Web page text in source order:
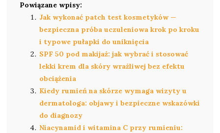
Powiązane wpisy:
Jak wykonać patch test kosmetyków —
bezpieczna próba uczuleniowa krok po kroku
i typowe pułapki do uniknięcia
SPF 50 pod makijaż: jak wybrać i stosować
lekki krem dla skóry wrażliwej bez efektu
obciążenia
Kiedy rumień na skórze wymaga wizyty u
dermatologa: objawy i bezpieczne wskazówki
do diagnozy
Niacynamid i witamina C przy rumieniu: